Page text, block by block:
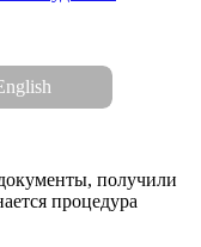
получили
процедура